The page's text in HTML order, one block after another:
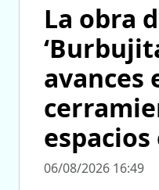
La obra
avances
06/08/2026 16:49